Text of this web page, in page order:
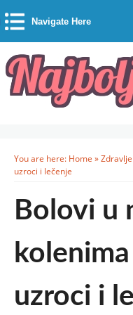
Navigate Here
You are here: Home »Zdravlje
uzroci i lečenje
Bolovi u
uzroci i